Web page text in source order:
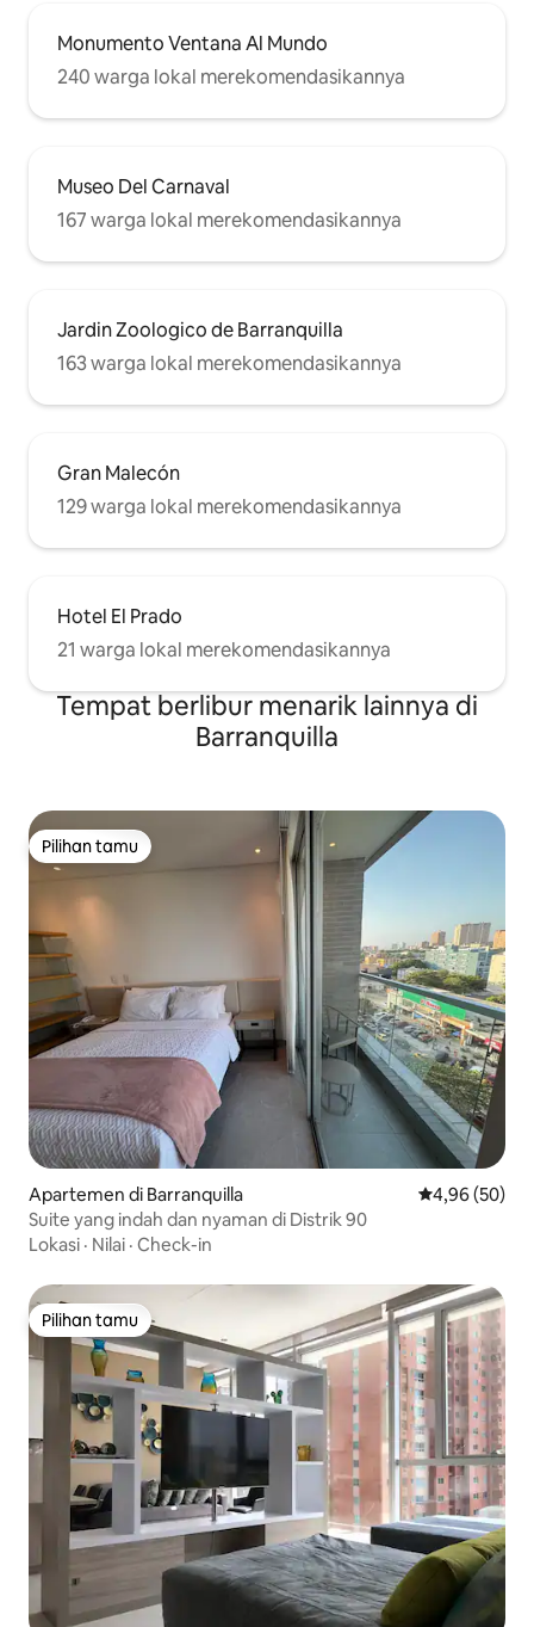
Monumento Ventana Al Mundo
240 warga lokal merekomendasikannya
Museo Del Carnaval
167 warga lokal merekomendasikannya
Jardin Zoologico de Barranquilla
163 warga lokal merekomendasikannya
Gran Malecón
129 warga lokal merekomendasikannya
Hotel El Prado
21 warga lokal merekomendasikannya
Tempat berlibur menarik lainnya di
Barranquilla
Pilihan tamu
Pilihan tamu
Apartemen di Barranquilla Nilai rata-rata
4,96 (50)
Suite yang indah dan nyaman di Distrik 90
Lokasi · Nilai · Check-in
Pilihan tamu
Pilihan tamu